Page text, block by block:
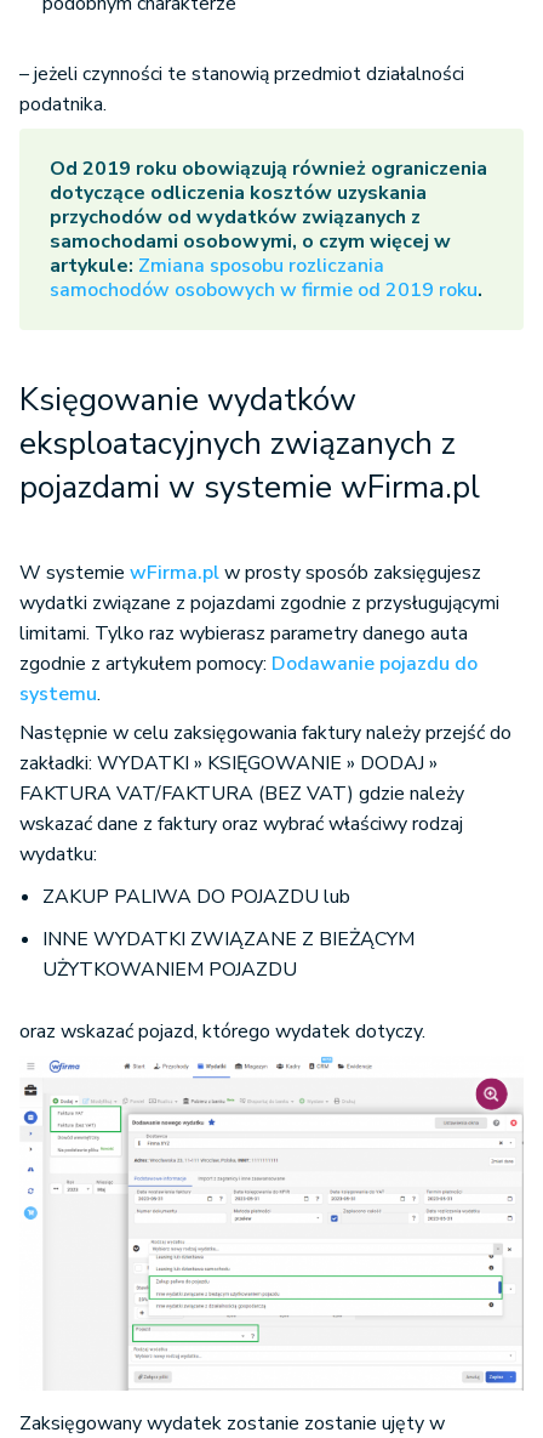
– jeżeli czynności te stanowią przedmiot działalności
podatnika.
Od 2019 roku obowiązują również ograniczenia
dotyczące odliczenia kosztów uzyskania
przychodów od wydatków związanych z
samochodami osobowymi, o czym więcej w
artykule: Zmiana sposobu rozliczania
samochodów osobowych w firmie od 2019 roku.
Księgowanie wydatków
eksploatacyjnych związanych z
pojazdami w systemie wFirma.pl
W systemie wFirma.plw prosty sposób zaksięgujesz
wydatki związane z pojazdami zgodnie z przysługującymi
limitami. Tylko raz wybierasz parametry danego auta
zgodnie z artykułem pomocy: Dodawanie pojazdu do
systemu.
Następnie w celu zaksięgowania faktury należy przejść do
zakładki: WYDATKI » KSIĘGOWANIE » DODAJ »
FAKTURA VAT/FAKTURA (BEZ VAT) gdzie należy
wskazać dane z faktury oraz wybrać właściwy rodzaj
wydatku:
ZAKUP PALIWA DO POJAZDU lub
INNE WYDATKI ZWIĄZANE Z BIEŻĄCYM
UŻYTKOWANIEM POJAZDU
oraz wskazać pojazd, którego wydatek dotyczy.
Zaksięgowany wydatek zostanie zostanie ujęty w